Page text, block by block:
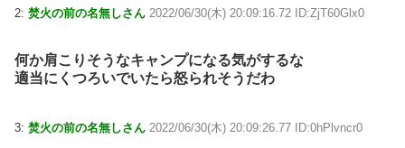
2: 焚火の前の名無しさん 2022/06/30(木) 20:09:16.72 ID:ZjT60Glx0
何か肩こりそうなキャンプになる気がするな
適当にくつろいでいたら怒られそうだわ
3: 焚火の前の名無しさん 2022/06/30(木) 20:09:26.77 ID:0hPlvncr0